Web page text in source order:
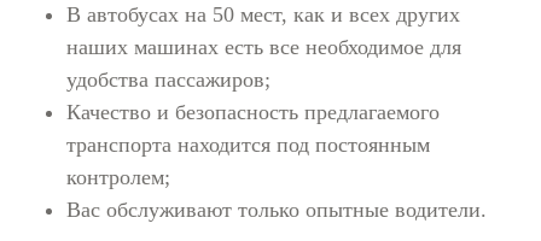
В автобусах на 50 мест, как и всех других
наших машинах есть все необходимое для
удобства пассажиров;
Качество и безопасность предлагаемого
транспорта находится под постоянным
контролем;
Вас обслуживают только опытные водители.